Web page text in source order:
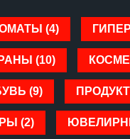
(4)
(10)
(9)
(2)